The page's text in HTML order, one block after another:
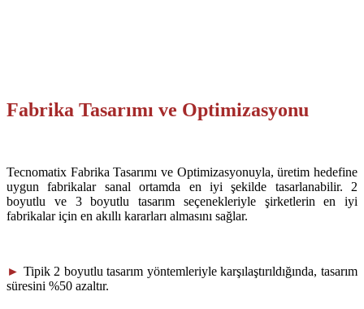
Fabrika Tasarımı ve Optimizasyonu
Tecnomatix Fabrika Tasarımı ve Optimizasyonuyla, üretim hedefine
uygun fabrikalar sanal ortamda en iyi şekilde tasarlanabilir. 2
boyutlu ve 3 boyutlu tasarım seçenekleriyle şirketlerin en iyi
fabrikalar için en akıllı kararları almasını sağlar.
► Tipik 2 boyutlu tasarım yöntemleriyle karşılaştırıldığında, tasarım
süresini %50 azaltır.